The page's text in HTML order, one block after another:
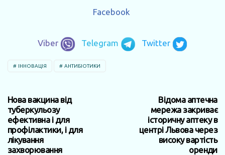
Facebook
Viber Telegram Twitter
ІННОВАЦІЯ АНТИБІОТИКИ
Нова вакцина від
туберкульозу
ефективна і для
профілактики, і для
лікування
захворювання
Відома аптечна
мережа закриває
історичну аптеку в
центрі Львова через
високу вартість
оренди